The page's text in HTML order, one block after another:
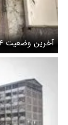
ایمن سازی